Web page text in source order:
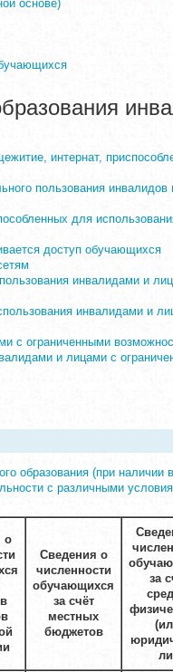
основе)
интернат,
пользования
для
доступ обучающихся
инвалидами и
инвалидами и
с ограниченными
и лицами с
образования (при наличии
с различными
о
Сведения о
численности
обучающихся
за счёт
местных
бюджетов
за